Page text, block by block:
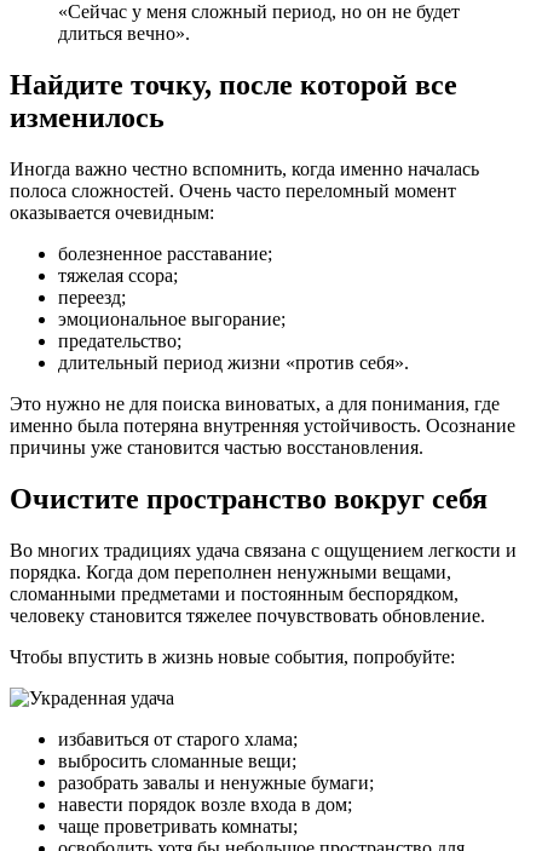
«Сейчас у меня сложный период, но он не будет
длиться вечно».
Найдите точку, после которой все
изменилось
Иногда важно честно вспомнить, когда именно началась
полоса сложностей. Очень часто переломный момент
оказывается очевидным:
болезненное расставание;
тяжелая ссора;
переезд;
эмоциональное выгорание;
предательство;
длительный период жизни «против себя».
Это нужно не для поиска виноватых, а для понимания, где
именно была потеряна внутренняя устойчивость. Осознание
причины уже становится частью восстановления.
Очистите пространство вокруг себя
Во многих традициях удача связана с ощущением легкости и
порядка. Когда дом переполнен ненужными вещами,
сломанными предметами и постоянным беспорядком,
человеку становится тяжелее почувствовать обновление.
Чтобы впустить в жизнь новые события, попробуйте:
избавиться от старого хлама;
выбросить сломанные вещи;
разобрать завалы и ненужные бумаги;
навести порядок возле входа в дом;
чаще проветривать комнаты;